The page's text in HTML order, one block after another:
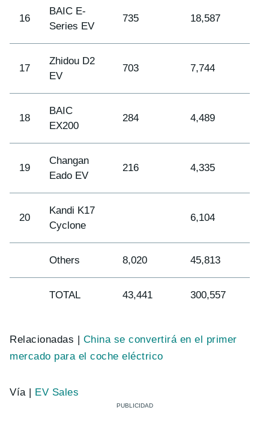
16
BAIC E-
Series EV
735 18,587
17
Zhidou D2
EV
703 7,744
18
BAIC
EX200
284 4,489
19
Changan
Eado EV
216 4,335
20
Kandi K17
Cyclone
6,104
Others 8,020 45,813
TOTAL 43,441 300,557
Relacionadas | China se convertirá en el primer
mercado para el coche eléctrico
Vía | EV Sales